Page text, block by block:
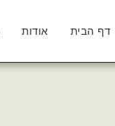
דף הבית אודות